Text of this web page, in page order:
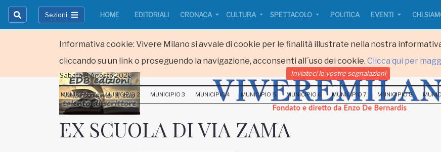
Informativa cookie: Vivere Milano si avvale di cookie per le finalità illustrate nella nostra
cliccando su un link o proseguendo la navigazione, acconsenti all´uso dei cookie. Clicca qui per
Sezioni HOME EDITORIALI CRONACA CULTURA SPETTACOLO POLITICA EVENTI CHI
Sabato 8 Agosto 2026 Inviateci le vostre segnalazioni
MUNICIPIO 1 MUNICIPIO 2 MUNICIPIO 3 MUNICIPIO 4 MUNICIPIO 5 MUNICIPIO 6 MUNICIPIO 7 MUNICIPIO 8
EX SCUOLA DI VIA ZAMA